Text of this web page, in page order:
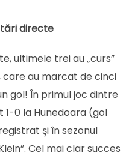
directe
ultimele trei au „curs”
au marcat de cinci
gol! În primul joc dintre
0 la Hunedoara (gol
şi în sezonul
Cel mai clar succes